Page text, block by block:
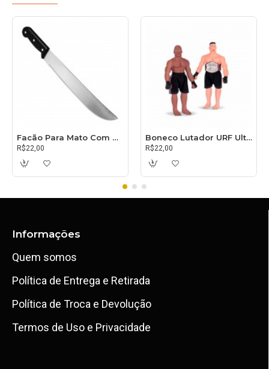
Facão Para Mato Com Cabo 30cm
R$22,00
Boneco Lutador URF Ultimate
R$22,00
Informações
Quem somos
Política de Entrega e Retirada
Política de Troca e Devolução
Termos de Uso e Privacidade